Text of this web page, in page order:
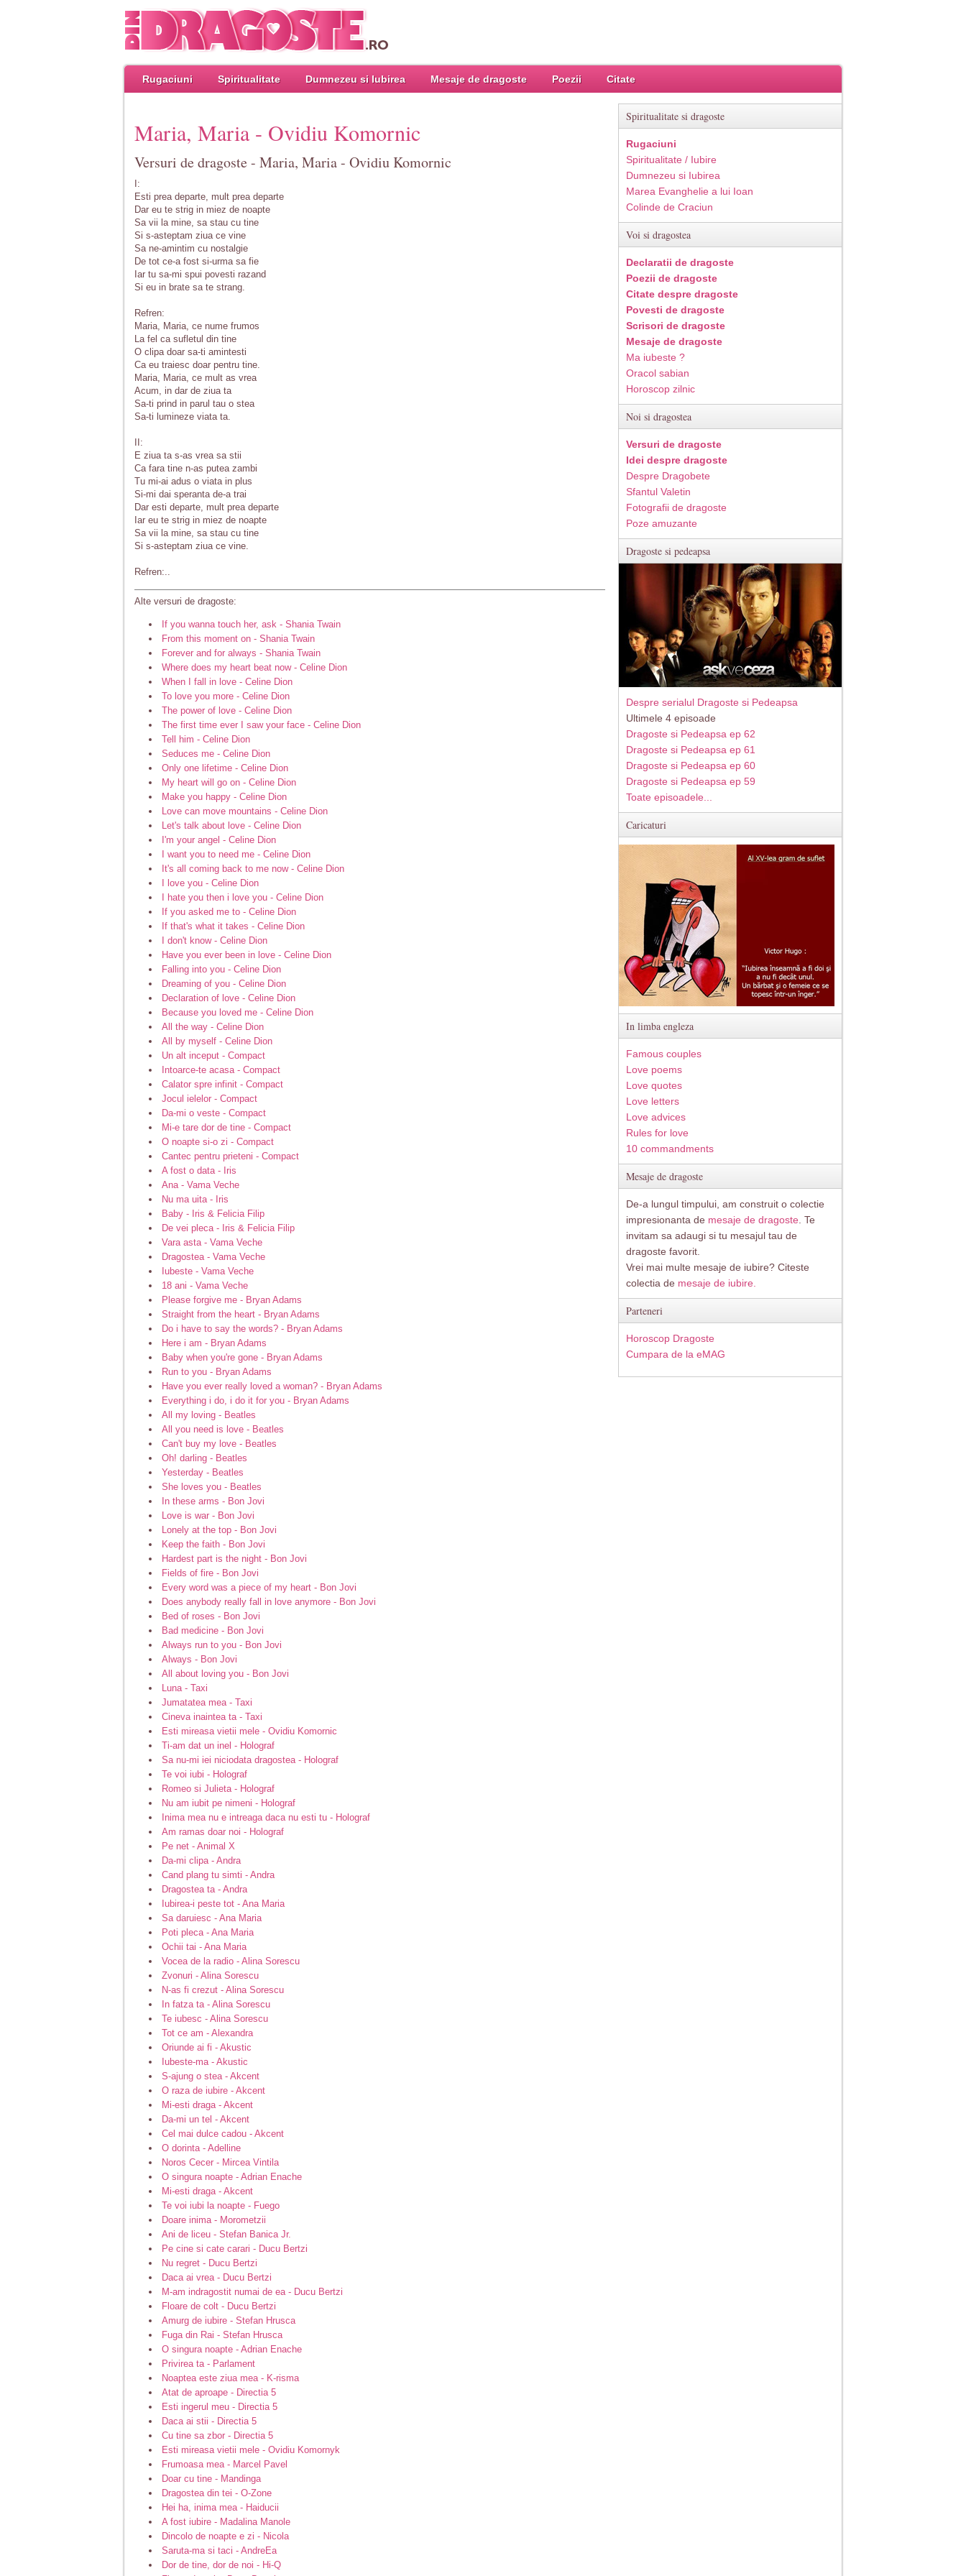
Rugaciuni Spiritualitate Dumnezeu si Iubirea Mesaje de dragoste Poezii Citate
Maria, Maria - Ovidiu Komornic
Versuri de dragoste - Maria, Maria - Ovidiu Komornic
I:
Esti prea departe, mult prea departe
Dar eu te strig in miez de noapte
Sa vii la mine, sa stau cu tine
Si s-asteptam ziua ce vine
Sa ne-amintim cu nostalgie
De tot ce-a fost si-urma sa fie
Iar tu sa-mi spui povesti razand
Si eu in brate sa te strang.
Refren:
Maria, Maria, ce nume frumos
La fel ca sufletul din tine
O clipa doar sa-ti amintesti
Ca eu traiesc doar pentru tine.
Maria, Maria, ce mult as vrea
Acum, in dar de ziua ta
Sa-ti prind in parul tau o stea
Sa-ti lumineze viata ta.
II:
E ziua ta s-as vrea sa stii
Ca fara tine n-as putea zambi
Tu mi-ai adus o viata in plus
Si-mi dai speranta de-a trai
Dar esti departe, mult prea departe
Iar eu te strig in miez de noapte
Sa vii la mine, sa stau cu tine
Si s-asteptam ziua ce vine.
Refren:..
Alte versuri de dragoste:
If you wanna touch her, ask - Shania Twain
From this moment on - Shania Twain
Forever and for always - Shania Twain
Where does my heart beat now - Celine Dion
When I fall in love - Celine Dion
To love you more - Celine Dion
The power of love - Celine Dion
The first time ever I saw your face - Celine Dion
Tell him - Celine Dion
Seduces me - Celine Dion
Only one lifetime - Celine Dion
My heart will go on - Celine Dion
Make you happy - Celine Dion
Love can move mountains - Celine Dion
Let's talk about love - Celine Dion
I'm your angel - Celine Dion
I want you to need me - Celine Dion
It's all coming back to me now - Celine Dion
I love you - Celine Dion
I hate you then i love you - Celine Dion
If you asked me to - Celine Dion
If that's what it takes - Celine Dion
I don't know - Celine Dion
Have you ever been in love - Celine Dion
Falling into you - Celine Dion
Dreaming of you - Celine Dion
Declaration of love - Celine Dion
Because you loved me - Celine Dion
All the way - Celine Dion
All by myself - Celine Dion
Un alt inceput - Compact
Intoarce-te acasa - Compact
Calator spre infinit - Compact
Jocul ielelor - Compact
Da-mi o veste - Compact
Mi-e tare dor de tine - Compact
O noapte si-o zi - Compact
Cantec pentru prieteni - Compact
A fost o data - Iris
Ana - Vama Veche
Nu ma uita - Iris
Baby - Iris & Felicia Filip
De vei pleca - Iris & Felicia Filip
Vara asta - Vama Veche
Dragostea - Vama Veche
Iubeste - Vama Veche
18 ani - Vama Veche
Please forgive me - Bryan Adams
Straight from the heart - Bryan Adams
Do i have to say the words? - Bryan Adams
Here i am - Bryan Adams
Baby when you're gone - Bryan Adams
Run to you - Bryan Adams
Have you ever really loved a woman? - Bryan Adams
Everything i do, i do it for you - Bryan Adams
All my loving - Beatles
All you need is love - Beatles
Can't buy my love - Beatles
Oh! darling - Beatles
Yesterday - Beatles
She loves you - Beatles
In these arms - Bon Jovi
Love is war - Bon Jovi
Lonely at the top - Bon Jovi
Keep the faith - Bon Jovi
Hardest part is the night - Bon Jovi
Fields of fire - Bon Jovi
Every word was a piece of my heart - Bon Jovi
Does anybody really fall in love anymore - Bon Jovi
Bed of roses - Bon Jovi
Bad medicine - Bon Jovi
Always run to you - Bon Jovi
Always - Bon Jovi
All about loving you - Bon Jovi
Luna - Taxi
Jumatatea mea - Taxi
Cineva inaintea ta - Taxi
Esti mireasa vietii mele - Ovidiu Komornic
Ti-am dat un inel - Holograf
Sa nu-mi iei niciodata dragostea - Holograf
Te voi iubi - Holograf
Romeo si Julieta - Holograf
Nu am iubit pe nimeni - Holograf
Inima mea nu e intreaga daca nu esti tu - Holograf
Am ramas doar noi - Holograf
Pe net - Animal X
Da-mi clipa - Andra
Cand plang tu simti - Andra
Dragostea ta - Andra
Iubirea-i peste tot - Ana Maria
Sa daruiesc - Ana Maria
Poti pleca - Ana Maria
Ochii tai - Ana Maria
Vocea de la radio - Alina Sorescu
Zvonuri - Alina Sorescu
N-as fi crezut - Alina Sorescu
In fatza ta - Alina Sorescu
Te iubesc - Alina Sorescu
Tot ce am - Alexandra
Oriunde ai fi - Akustic
Iubeste-ma - Akustic
S-ajung o stea - Akcent
O raza de iubire - Akcent
Mi-esti draga - Akcent
Da-mi un tel - Akcent
Cel mai dulce cadou - Akcent
O dorinta - Adelline
Noros Cecer - Mircea Vintila
O singura noapte - Adrian Enache
Mi-esti draga - Akcent
Te voi iubi la noapte - Fuego
Doare inima - Morometzii
Ani de liceu - Stefan Banica Jr.
Pe cine si cate carari - Ducu Bertzi
Nu regret - Ducu Bertzi
Daca ai vrea - Ducu Bertzi
M-am indragostit numai de ea - Ducu Bertzi
Floare de colt - Ducu Bertzi
Amurg de iubire - Stefan Hrusca
Fuga din Rai - Stefan Hrusca
O singura noapte - Adrian Enache
Privirea ta - Parlament
Noaptea este ziua mea - K-risma
Atat de aproape - Directia 5
Esti ingerul meu - Directia 5
Daca ai stii - Directia 5
Cu tine sa zbor - Directia 5
Esti mireasa vietii mele - Ovidiu Komornyk
Frumoasa mea - Marcel Pavel
Doar cu tine - Mandinga
Dragostea din tei - O-Zone
Hei ha, inima mea - Haiducii
A fost iubire - Madalina Manole
Dincolo de noapte e zi - Nicola
Saruta-ma si taci - AndreEa
Dor de tine, dor de noi - Hi-Q
Spiritualitate si dragoste
Rugaciuni
Spiritualitate / Iubire
Dumnezeu si Iubirea
Marea Evanghelie a lui Ioan
Colinde de Craciun
Voi si dragostea
Declaratii de dragoste
Poezii de dragoste
Citate despre dragoste
Povesti de dragoste
Scrisori de dragoste
Mesaje de dragoste
Ma iubeste ?
Oracol sabian
Horoscop zilnic
Noi si dragostea
Versuri de dragoste
Idei despre dragoste
Despre Dragobete
Sfantul Valetin
Fotografii de dragoste
Poze amuzante
Dragoste si pedeapsa
Despre serialul Dragoste si Pedeapsa
Ultimele 4 episoade
Dragoste si Pedeapsa ep 62
Dragoste si Pedeapsa ep 61
Dragoste si Pedeapsa ep 60
Dragoste si Pedeapsa ep 59
Toate episoadele...
Caricaturi
In limba engleza
Famous couples
Love poems
Love quotes
Love letters
Love advices
Rules for love
10 commandments
Mesaje de dragoste
De-a lungul timpului, am construit o colectie
impresionanta de mesaje de dragoste . Te
invitam sa adaugi si tu mesajul tau de
dragoste favorit.
Vrei mai multe mesaje de iubire? Citeste
colectia de mesaje de iubire.
Parteneri
Horoscop Dragoste
Cumpara de la eMAG